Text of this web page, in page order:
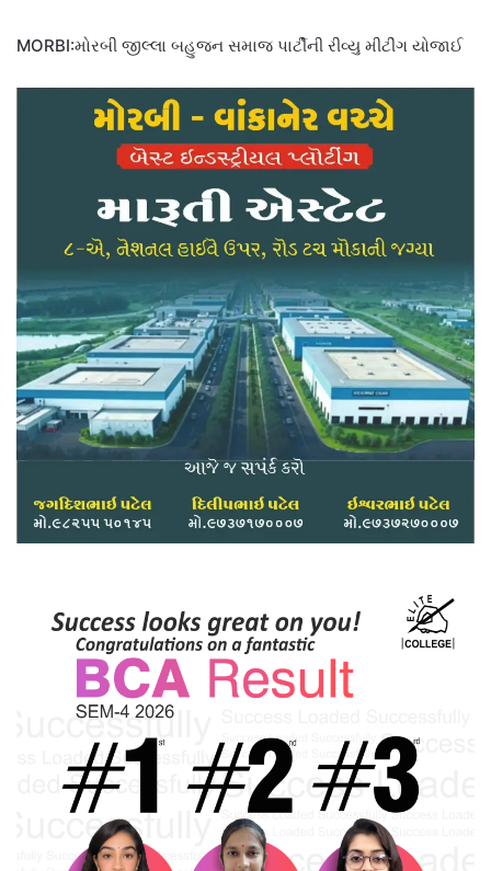
MORBI:મોરબી જીલ્લા બહુજન સમાજ પાર્ટીની રીવ્યુ મીટીંગ યોજાઈ